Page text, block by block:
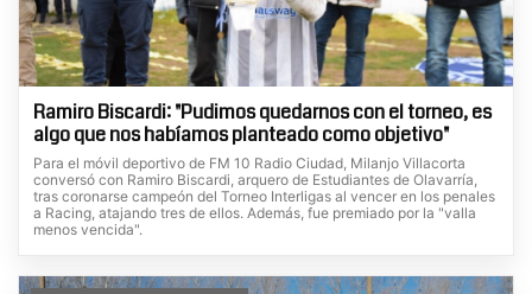
Ramiro Biscardi: "Pudimos quedarnos con el torneo, es
algo que nos habíamos planteado como objetivo"
Para el móvil deportivo de FM 10 Radio Ciudad, Milanjo Villacorta
conversó con Ramiro Biscardi, arquero de Estudiantes de Olavarría,
tras coronarse campeón del Torneo Interligas al vencer en los penales
a Racing, atajando tres de ellos. Además, fue premiado por la "valla
menos vencida".